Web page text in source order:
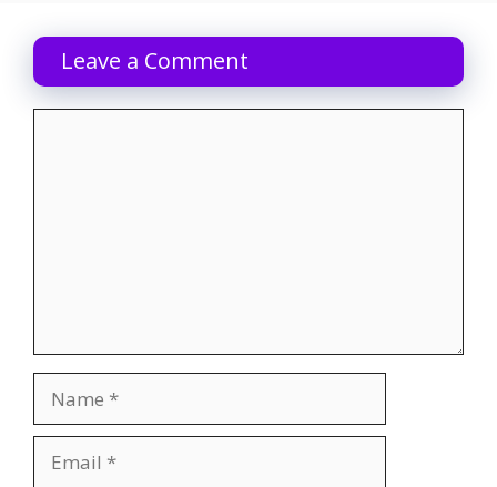
Leave a Comment